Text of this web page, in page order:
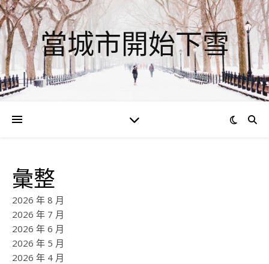
當城市開始下雪
彙整
2026 年 8 月
2026 年 7 月
2026 年 6 月
2026 年 5 月
2026 年 4 月